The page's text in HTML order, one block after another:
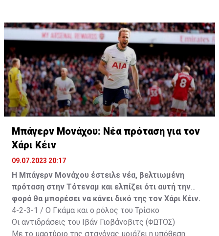
βοηθήσω να έχουμε μια ακόμη επιτυχημένη σεζόν»,
δήλωσε ο Άαρονσον.
Μπάγερν Μονάχου: Νέα πρόταση για τον
Χάρι Κέιν
09.07.2023 20:17
Η Μπάγερν Μονάχου έστειλε νέα, βελτιωμένη
πρόταση στην Τότεναμ και ελπίζει ότι αυτή την
φορά θα μπορέσει να κάνει δικό της τον Χάρι Κέιν.
4-2-3-1 / Ο Γκάμα και ο ρόλος του Τρίσκο
Οι αντιδράσεις του Ιβάν Γιοβάνοβιτς (ΦΩΤΟΣ)
Με το μαρτύριο της σταγόνας μοιάζει η υπόθεση